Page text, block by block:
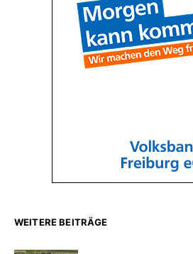
WEITERE BEITRÄGE